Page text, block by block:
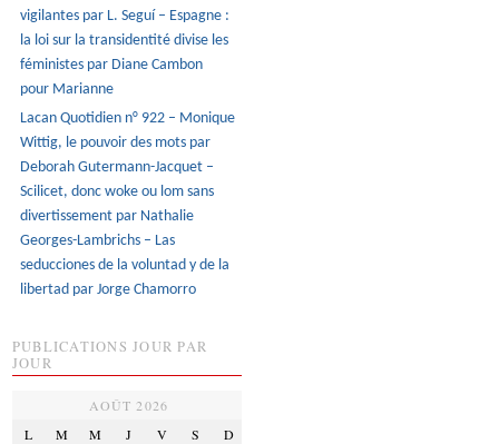
vigilantes par L. Seguí – Espagne :
la loi sur la transidentité divise les
féministes par Diane Cambon
pour Marianne
Lacan Quotidien n° 922 – Monique
Wittig, le pouvoir des mots par
Deborah Gutermann-Jacquet –
Scilicet, donc woke ou lom sans
divertissement par Nathalie
Georges-Lambrichs – Las
seducciones de la voluntad y de la
libertad par Jorge Chamorro
PUBLICATIONS JOUR PAR
JOUR
AOÛT 2026
L
M M J V S D